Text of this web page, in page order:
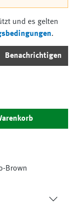
und es gelten
.
Benachrichtigen
Wert
Brown